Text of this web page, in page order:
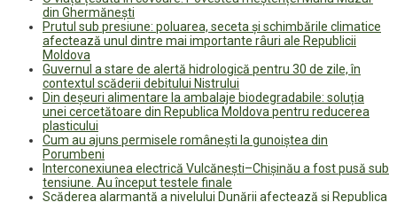
din Ghermănești
Prutul sub presiune: poluarea, seceta și schimbările climatice
afectează unul dintre mai importante râuri ale Republicii
Moldova
Guvernul a stare de alertă hidrologică pentru 30 de zile, în
contextul scăderii debitului Nistrului
Din deșeuri alimentare la ambalaje biodegradabile: soluția
unei cercetătoare din Republica Moldova pentru reducerea
plasticului
Cum au ajuns permisele românești la gunoiștea din
Porumbeni
Interconexiunea electrică Vulcănești–Chișinău a fost pusă sub
tensiune. Au început testele finale
Scăderea alarmantă a nivelului Dunării afectează și Republica